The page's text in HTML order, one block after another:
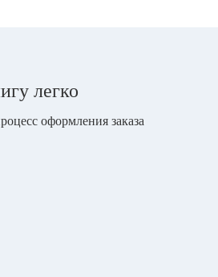
легко
оформления заказа